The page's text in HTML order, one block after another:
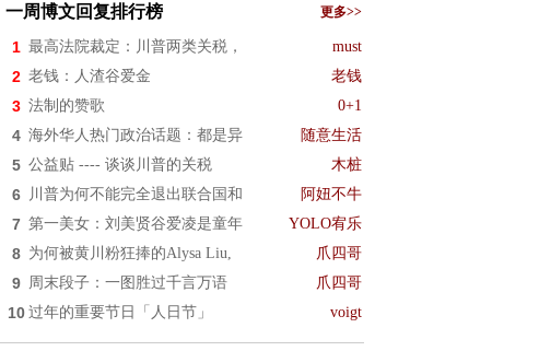
一周博文回复排行榜 更多>>
1 最高法院裁定：川普两类关税， must
2 老钱：人渣谷爱金 老钱
3 法制的赞歌 0+1
4 海外华人热门政治话题：都是异 随意生活
5 公益贴 ---- 谈谈川普的关税 木桩
6 川普为何不能完全退出联合国和 阿妞不牛
7 第一美女：刘美贤谷爱凌是童年 YOLO宥乐
8 为何被黄川粉狂捧的Alysa Liu, 爪四哥
9 周末段子：一图胜过千言万语 爪四哥
10 过年的重要节日「人日节」 voigt